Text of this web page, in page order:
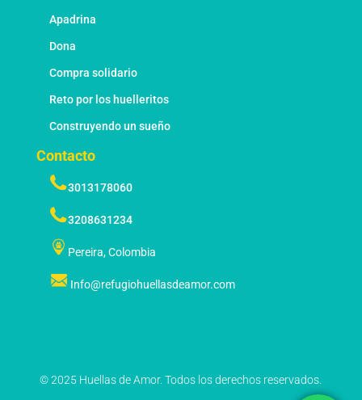
Apadrina
Dona
Compra solidario
Reto por los huelleritos
Construyendo un sueño
Contacto
3013178060
3208631234
Pereira, Colombia
Info@refugiohuellasdeamor.com
© 2025 Huellas de Amor. Todos los derechos reservados.